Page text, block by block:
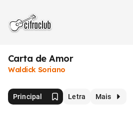
Carta de Amor
Waldick Soriano
Principal Letra Mais